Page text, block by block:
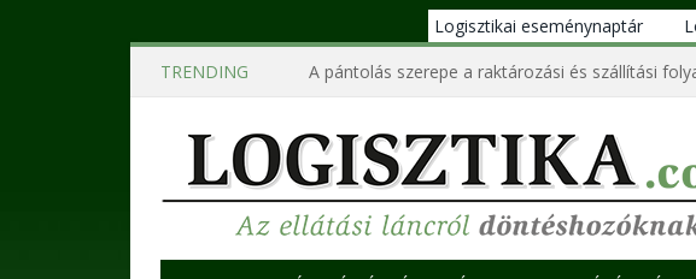
Logisztikai eseménynaptár
TRENDING
A pántolás szerepe a raktározási és szállítási